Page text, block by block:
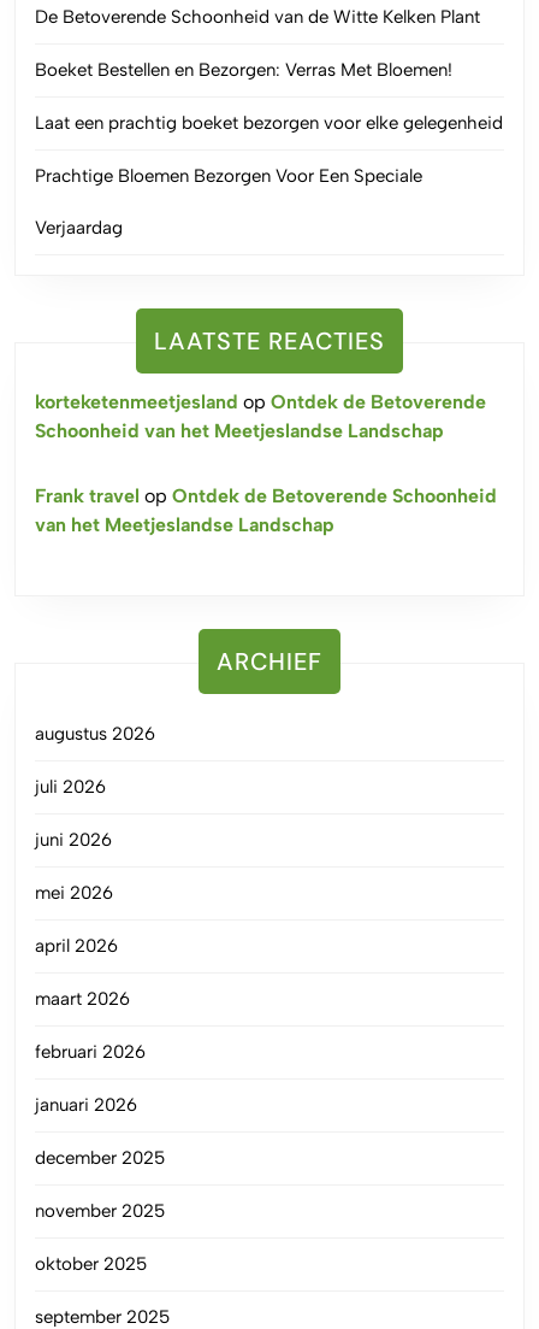
De Betoverende Schoonheid van de Witte Kelken Plant
Boeket Bestellen en Bezorgen: Verras Met Bloemen!
Laat een prachtig boeket bezorgen voor elke gelegenheid
Prachtige Bloemen Bezorgen Voor Een Speciale
Verjaardag
LAATSTE REACTIES
korteketenmeetjesland op Ontdek de Betoverende
Schoonheid van het Meetjeslandse Landschap
Frank travel op Ontdek de Betoverende Schoonheid
van het Meetjeslandse Landschap
ARCHIEF
augustus 2026
juli 2026
juni 2026
mei 2026
april 2026
maart 2026
februari 2026
januari 2026
december 2025
november 2025
oktober 2025
september 2025